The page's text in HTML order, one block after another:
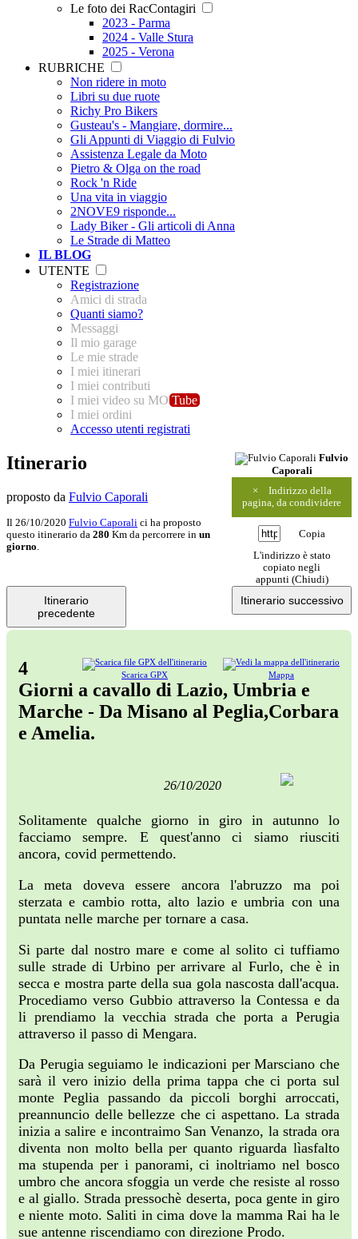
Le foto dei RacContagiri
2023 - Parma
2024 - Valle Stura
2025 - Verona
RUBRICHE
Non ridere in moto
Libri su due ruote
Richy Pro Bikers
Gusteau's - Mangiare, dormire...
Gli Appunti di Viaggio di Fulvio
Assistenza Legale da Moto
Pietro & Olga on the road
Rock 'n Ride
Una vita in viaggio
2NOVE9 risponde...
Lady Biker - Gli articoli di Anna
Le Strade di Matteo
IL BLOG
UTENTE
Registrazione
Amici di strada
Quanti siamo?
Messaggi
Il mio garage
Le mie strade
I miei itinerari
I miei contributi
I miei video su MO Tube
I miei ordini
Accesso utenti registrati
Fulvio
Caporali
×
Indirizzo della
pagina, da condividere
Copia
L'indirizzo è stato
copiato negli
appunti (Chiudi)
Itinerario
proposto da Fulvio Caporali
Il 26/10/2020 Fulvio Caporali ci ha proposto
questo itinerario da 280 Km da percorrere in un
giorno.
Itinerario
precedente
Itinerario successivo
Mappa
Scarica GPX
4
Giorni a cavallo di Lazio, Umbria e
Marche - Da Misano al Peglia,Corbara
e Amelia.
26/10/2020
Solitamente qualche giorno in giro in autunno lo
facciamo sempre. E quest'anno ci siamo riusciti
ancora, covid permettendo.
La meta doveva essere ancora l'abruzzo ma poi
sterzata e cambio rotta, alto lazio e umbria con una
puntata nelle marche per tornare a casa.
Si parte dal nostro mare e come al solito ci tuffiamo
sulle strade di Urbino per arrivare al Furlo, che è in
secca e mostra parte della sua gola nascosta dall'acqua.
Procediamo verso Gubbio attraverso la Contessa e da
li prendiamo la vecchia strada che porta a Perugia
attraverso il passo di Mengara.
Da Perugia seguiamo le indicazioni per Marsciano che
sarà il vero inizio della prima tappa che ci porta sul
monte Peglia passando da piccoli borghi arroccati,
preannuncio delle bellezze che ci aspettano. La strada
inizia a salire e incontraimo San Venanzo, la strada ora
diventa non molto bella per quanto riguarda lìasfalto
ma stupenda per i panorami, ci inoltriamo nel bosco
umbro che ancora sfoggia un verde che resiste al rosso
e al giallo. Strada pressochè deserta, poca gente in giro
e niente moto. Saliti in cima dove la mamma Rai ha le
sue antenne riscendiamo con direzione Prodo.